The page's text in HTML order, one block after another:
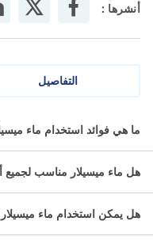
أنشرها :
التفاصيل
ما المكونات
سكين اكتيف
مزيل مكياج 400 مل؟
ما هي فوائد استخدام ماء
هل ماء ميسيلار مناسب لجميع
هل يمكن استخدام ماء ميسيلار